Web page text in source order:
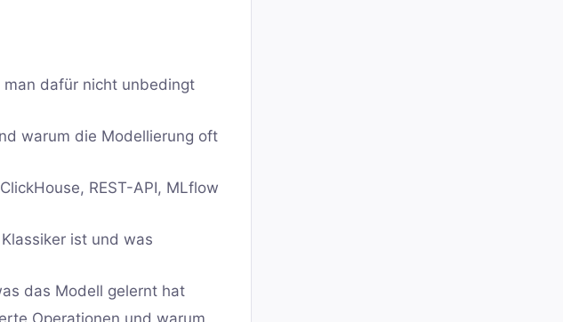
man dafür nicht unbedingt
warum die Modellierung oft
REST-API, MLflow
ist und was
das Modell gelernt hat